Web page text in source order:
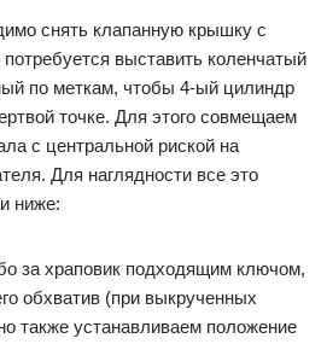
снять клапанную крышку с
потребуется выставить коленчатый
по меткам, чтобы 4-ый цилиндр
точке. Для этого совмещаем
с центральной риской на
Для наглядности все это
ниже:
за храповик подходящим ключом,
обхватив (при выкрученных
также устанавливаем положение